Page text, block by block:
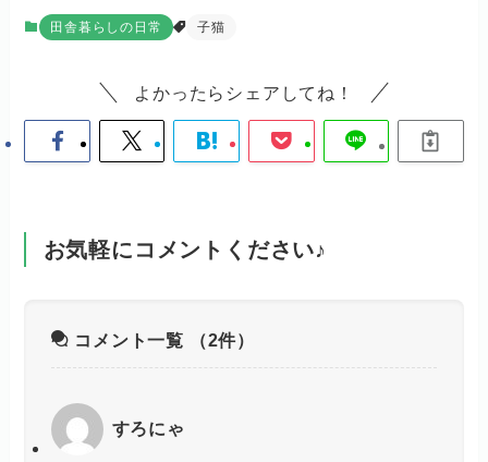
田舎暮らしの日常 子猫
よかったらシェアしてね！
お気軽にコメントください♪
コメント一覧 （2件）
すろにゃ